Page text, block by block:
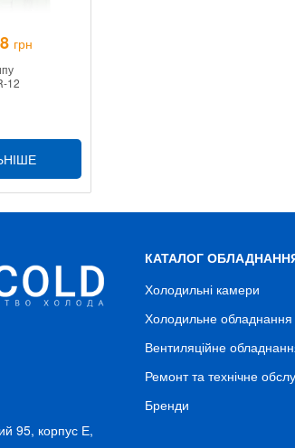
грн
12
95, корпус Е,
КАТАЛОГ
Холодильні камери
Холодильне обладнання
Вентиляційне
Ремонт та технічне
Бренди